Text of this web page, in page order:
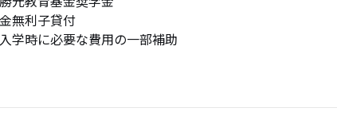
無利子貸付
学時に必要な費用の一部補助